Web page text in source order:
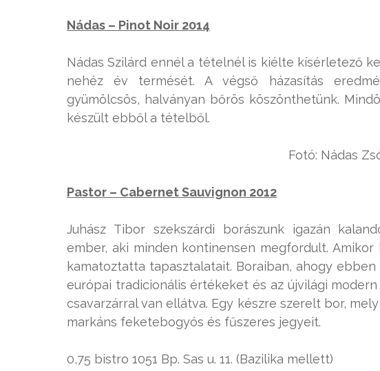
Nádas – Pinot Noir 2014
Nádas Szilárd ennél a tételnél is kiélte kísérletező
nehéz év termését. A végső házasítás
gyümölcsös, halványan bőrös köszönthetünk.
készült ebből a tételből.
Fotó: Nádas
Pastor – Cabernet Sauvignon 2012
Juhász Tibor szekszárdi borászunk igazán
ember, aki minden kontinensen megfordult.
kamatoztatta tapasztalatait. Boraiban, ahogy
európai tradicionális értékeket és az újvilági
csavarzárral van ellátva. Egy készre szerelt bor,
markáns feketebogyós és fűszeres jegyeit.
0,75 bistro 1051 Bp. Sas u. 11. (Bazilika mellett)